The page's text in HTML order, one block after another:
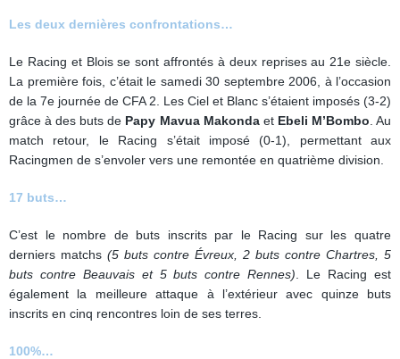
Les deux dernières confrontations…
Le Racing et Blois se sont affrontés à deux reprises au 21e siècle.
La première fois, c’était le samedi 30 septembre 2006, à l’occasion
de la 7e journée de CFA 2. Les Ciel et Blanc s’étaient imposés (3-2)
grâce à des buts de Papy Mavua Makondaet Ebeli M’Bombo . Au
match retour, le Racing s’était imposé (0-1), permettant aux
Racingmen de s’envoler vers une remontée en quatrième division.
17 buts…
C’est le nombre de buts inscrits par le Racing sur les quatre
derniers matchs (5 buts contre Évreux, 2 buts contre Chartres, 5
buts contre Beauvais et 5 buts contre Rennes) . Le Racing est
également la meilleure attaque à l’extérieur avec quinze buts
inscrits en cinq rencontres loin de ses terres.
100%…